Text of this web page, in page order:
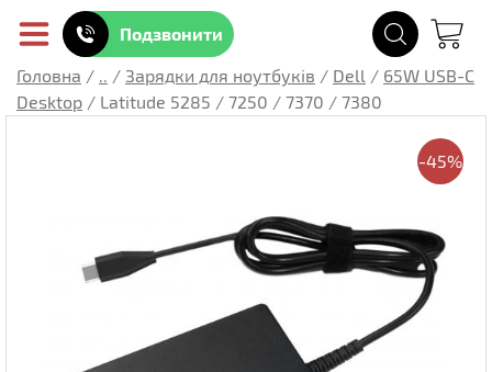
Подзвонити
Головна / .. / Зарядки для ноутбуків / Dell / 65W USB-C
Desktop / Latitude 5285 / 7250 / 7370 / 7380
-45%